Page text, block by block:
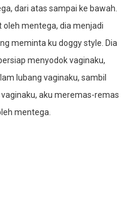
dari atas sampai ke bawah.
mentega, dia menjadi
meminta ku doggy style. Dia
menyodok vaginaku,
lubang vaginaku, sambil
aku meremas-remas
mentega.